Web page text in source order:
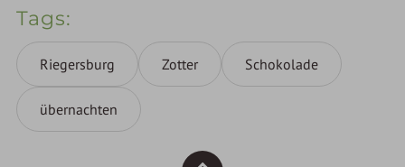
Tags
Riegersburg Zotter Schokolade
übernachten